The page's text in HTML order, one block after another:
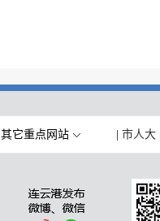
其它重点网站 市人大